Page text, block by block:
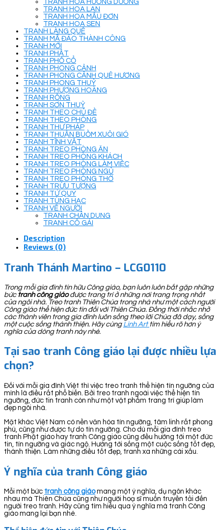
TRANH HOA HƯỚNG DƯƠNG
TRANH HOA LAN
TRANH HOA MẪU ĐƠN
TRANH HOA SEN
TRANH LÀNG QUÊ
TRANH MÃ ĐÁO THÀNH CÔNG
TRANH MỚI
TRANH PHẬT
TRANH PHỐ CỔ
TRANH PHONG CẢNH
TRANH PHONG CẢNH QUÊ HƯƠNG
TRANH PHONG THUỶ
TRANH PHƯỢNG HOÀNG
TRANH RỒNG
TRANH SƠN THUỶ
TRANH THEO CHỦ ĐỀ
TRANH THEO PHÒNG
TRANH THƯ PHÁP
TRANH THUẬN BUỒM XUÔI GIÓ
TRANH TĨNH VẬT
TRANH TREO PHÒNG ĂN
TRANH TREO PHÒNG KHÁCH
TRANH TREO PHÒNG LÀM VIỆC
TRANH TREO PHÒNG NGỦ
TRANH TREO PHÒNG THỜ
TRANH TRỪU TƯỢNG
TRANH TỨ QUÝ
TRANH TÙNG HẠC
TRANH VẼ NGƯỜI
TRANH CHÂN DUNG
TRANH CÔ GÁI
Description
Reviews (0)
Tranh Thánh Martino – LCG0110
Trong mỗi gia đình tín hữu Công giáo, bạn luôn luôn bắt gặp những
bức tranh công giáođược trang trí ở những nơi trang trọng nhất
của ngôi nhà. Treo tranh Thiên Chúa trong nhà như một cách người
Công giáo thể hiện đức tin đối với Thiên Chúa. Đồng thời nhắc nhở
các thành viên trong gia đình luôn sống theo lời Chúa đã dạy, sống
một cuộc sống thánh thiện. Hãy cùng Linh Arttìm hiểu rõ hơn ý
nghĩa của dòng tranh này nhé.
Tại sao tranh Công giáo lại được nhiều lựa
chọn?
Đối với mỗi gia đình Việt thì việc treo tranh thể hiện tín ngưỡng của
mình là điều rất phổ biến. Bởi treo tranh ngoài việc thể hiện tín
ngưỡng, đức tin tranh còn như một vật phẩm trang trí giúp làm
đẹp ngôi nhà.
Mặt khác Việt Nam có nền văn hóa tín ngưỡng, tâm linh rất phong
phú, cũng như được tự do tín ngưỡng. Cho dù mỗi gia đình treo
tranh Phật giáo hay tranh Công giáo cũng đều hướng tới một đức
tin, tín ngưỡng và giác ngộ. Hướng tới sống một cuộc sống tốt đẹp,
thánh thiện. Làm những điều tốt đẹp, tranh xa những cái xấu.
Ý nghĩa của tranh Công giáo
Mỗi một bức tranh công giáomang một ý nghĩa, dụ ngôn khác
nhau mà Thiên Chúa cũng như người hoạ sĩ muốn truyền tải đến
người treo tranh. Hãy cũng tìm hiểu qua ý nghĩa mà tranh Công
giáo mang lại bạn nhé.